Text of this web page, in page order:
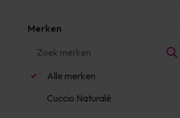
Merken
Alle merken
Cuccio Naturalé